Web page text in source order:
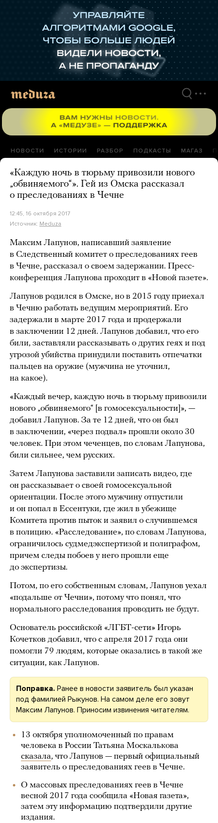
НОВОСТИ ИСТОРИИ РАЗБОР ПОДКАСТЫ МАГАЗ
«Каждую ночь в тюрьму привозили нового
„обвиняемого“». Гей из Омска рассказал
о преследованиях в Чечне
12:45, 16 октября 2017
Источник: Meduza
Максим Лапунов, написавший заявление
в Следственный комитет о преследованиях геев
в Чечне, рассказал о своем задержании. Пресс-
конференция Лапунова проходит в «Новой газете».
Лапунов родился в Омске, но в 2015 году приехал
в Чечню работать ведущим мероприятий. Его
задержали в марте 2017 года и продержали
в заключении 12 дней. Лапунов добавил, что его
били, заставляли рассказывать о других геях и под
угрозой убийства принудили поставить отпечатки
пальцев на оружие (мужчина не уточнил,
на какое).
«Каждый вечер, каждую ночь в тюрьму привозили
нового „обвиняемого“ [в гомосексуальности]», —
добавил Лапунов. За те 12 дней, что он был
в заключении, «через подвал» прошли около 30
человек. При этом чеченцев, по словам Лапунова,
били сильнее, чем русских.
Затем Лапунова заставили записать видео, где
он рассказывает о своей гомосексуальной
ориентации. После этого мужчину отпустили
и он попал в Ессентуки, где жил в убежище
Комитета против пыток и заявил о случившемся
в полицию. «Расследование», по словам Лапунова,
ограничилось судмедэкспертизой и полиграфом,
причем следы побоев у него прошли еще
до экспертизы.
Потом, по его собственным словам, Лапунов уехал
«подальше от Чечни», потому что понял, что
нормального расследования проводить не будут.
Основатель российской «ЛГБТ-сети» Игорь
Кочетков добавил, что с апреля 2017 года они
помогли 79 людям, которые оказались в такой же
ситуации, как Лапунов.
Поправка. Ранее в новости заявитель был указан
под фамилией Рыкунов. На самом деле его зовут
Максим Лапунов. Приносим извинения читателям.
13 октября уполномоченный по правам
человека в России Татьяна Москалькова
сказала, что Лапунов — первый официальный
заявитель о преследованиях геев в Чечне.
О массовых преследованиях геев в Чечне
весной 2017 года сообщила «Новая газета»,
затем эту информацию подтвердили другие
издания.